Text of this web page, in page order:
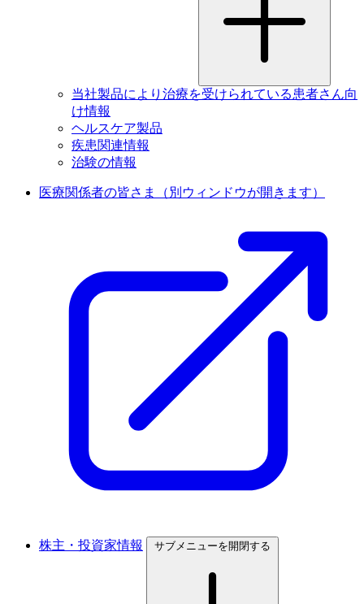
当社製品により治療を受けられている患者さん向
け情報
ヘルスケア製品
疾患関連情報
治験の情報
医療関係者の皆さま （別ウィンドウが開きます）
株主・投資家情報 サブメニューを開閉する